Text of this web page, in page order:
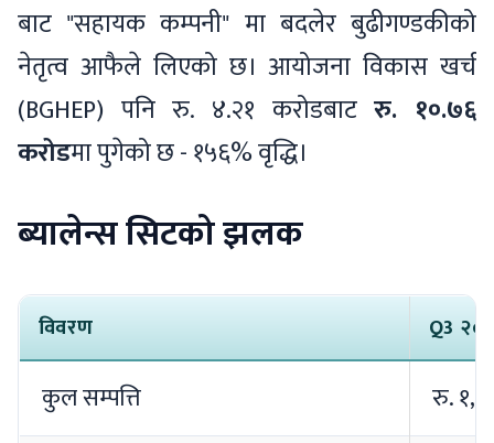
बाट "सहायक कम्पनी" मा बदलेर बुढीगण्डकीको
नेतृत्व आफैले लिएको छ। आयोजना विकास खर्च
(BGHEP) पनि रु. ४.२१ करोडबाटरु. १०.७६
करोडमा पुगेको छ - १५६% वृद्धि।
ब्यालेन्स सिटको झलक
विवरण Q3
कुल सम्पत्ति
रु.